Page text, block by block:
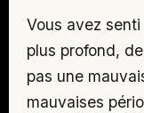
Vous avez
plus profond,
pas une
mauvaises